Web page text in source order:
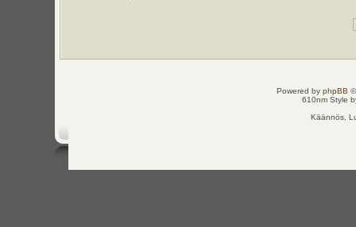
Powered by phpBB
610nm Style
Käännös,